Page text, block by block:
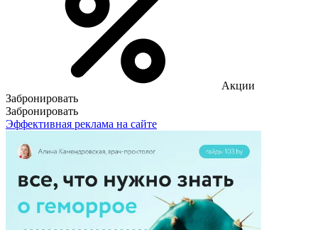
Акции
Забронировать
Забронировать
Эффективная реклама на сайте